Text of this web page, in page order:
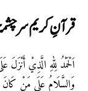
قرآنِ کریم
اَلْحَمْدُ لِلّٰهِ الَّذِيْ
وَالسَّلَامُ عَلَى مَنْ كَانَ